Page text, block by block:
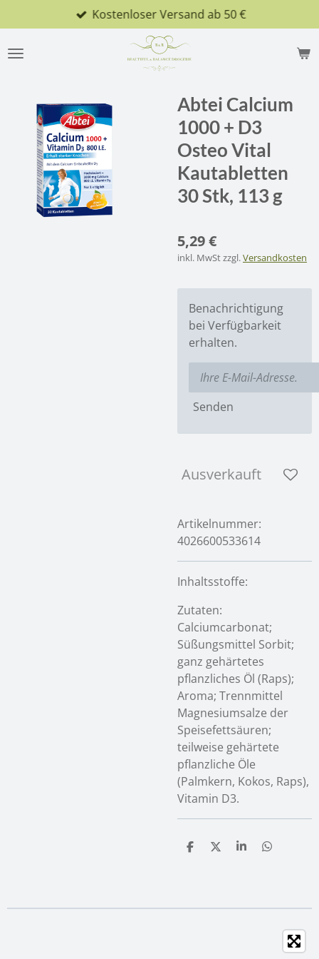
Hauptinhalt
springen
Kostenloser Versand ab 50 €
Abtei Calcium
1000 + D3
Osteo Vital
Kautabletten
30 Stk, 113 g
5,29 €
inkl. MwSt zzgl.Versandkosten
Benachrichtigung
bei Verfügbarkeit
erhalten.
Senden
Ausverkauft
Artikelnummer:
4026600533614
Inhaltsstoffe:
Zutaten:
Calciumcarbonat;
Süßungsmittel Sorbit;
ganz gehärtetes
pflanzliches Öl (Raps);
Aroma; Trennmittel
Magnesiumsalze der
Speisefettsäuren;
teilweise gehärtete
pflanzliche Öle
(Palmkern, Kokos, Raps),
Vitamin D3.
T
n
T
n
T
n
T
n